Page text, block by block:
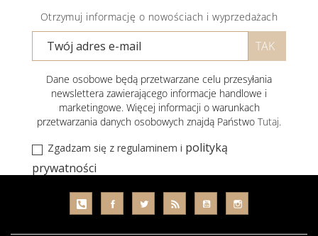
Otrzymuj informację o nowościach i wyprzedażach
Dane osobowe będą przetwarzane celu przesyłania
newslettera zawierającego informacje handlowe i
marketingowe. Więcej informacji o warunkach
przetwarzania danych osobowych znajdą Państwo Tutaj.
Zgadzam się z regulaminem i polityką
prywatności